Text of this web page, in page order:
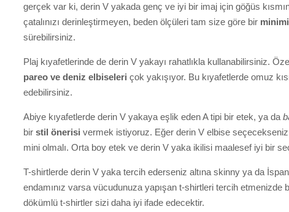
gerçek var ki, derin V yakada genç ve iyi bir imaj için göğüs
çatalınızı derinleştirmeyen, beden ölçüleri tam size göre bir
sürebilirsiniz.
Plaj kıyafetlerinde de derin V yakayı rahatlıkla kullanabilirsiniz.
pareo ve deniz elbiseleri çok yakışıyor. Bu kıyafetlerde omuz
edebilirsiniz.
Abiye kıyafetlerde derin V yakaya eşlik eden A tipi bir etek, ya da
bir stil önerisi vermek istiyoruz. Eğer derin V elbise
mini olmalı. Orta boy etek ve derin V yaka ikilisi maalesef iyi bir
T-shirtlerde derin V yaka tercih ederseniz altına skinny ya da
endamınız varsa vücudunuza yapışan t-shirtleri tercih etmenizde
dökümlü t-shirtler sizi daha iyi ifade edecektir.